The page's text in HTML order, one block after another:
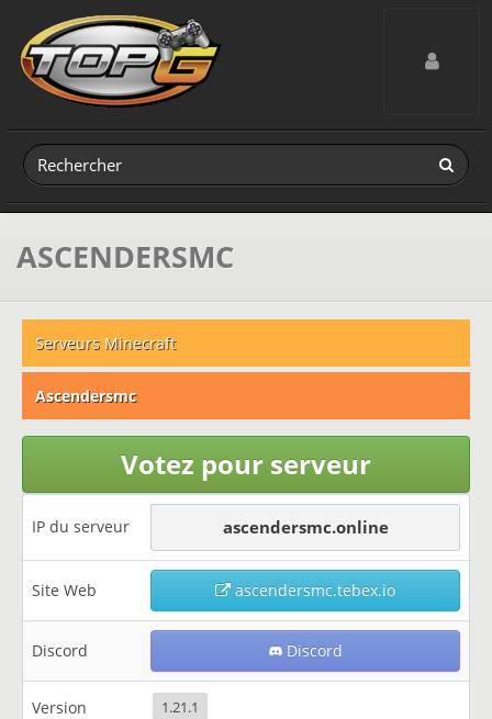
Toggle
ASCENDERSMC
Serveurs Minecraft
Ascendersmc
Votez pour serveur
IP du serveur ascendersmc.online
Site Web ascendersmc.tebex.io
Discord Discord
Version 1.21.1